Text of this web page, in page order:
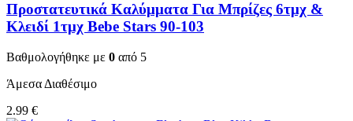
Προστατευτικά Καλύμματα Για Μπρίζες 6τμχ &
Κλειδί 1τμχ Bebe Stars 90-103
Βαθμολογήθηκε με 0 από 5
Άμεσα Διαθέσιμο
2.99 €